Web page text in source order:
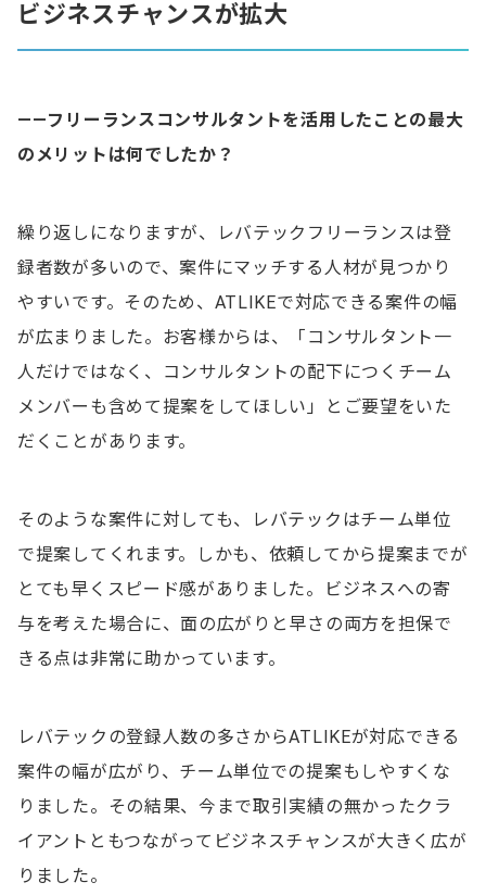
ビジネスチャンスが拡大
——フリーランスコンサルタントを活用したことの最大
のメリットは何でしたか？
繰り返しになりますが、レバテックフリーランスは登
録者数が多いので、案件にマッチする人材が見つかり
やすいです。そのため、ATLIKEで対応できる案件の幅
が広まりました。お客様からは、「コンサルタント一
人だけではなく、コンサルタントの配下につくチーム
メンバーも含めて提案をしてほしい」とご要望をいた
だくことがあります。
そのような案件に対しても、レバテックはチーム単位
で提案してくれます。しかも、依頼してから提案までが
とても早くスピード感がありました。ビジネスへの寄
与を考えた場合に、面の広がりと早さの両方を担保で
きる点は非常に助かっています。
レバテックの登録人数の多さからATLIKEが対応できる
案件の幅が広がり、チーム単位での提案もしやすくな
りました。その結果、今まで取引実績の無かったクラ
イアントともつながってビジネスチャンスが大きく広が
りました。